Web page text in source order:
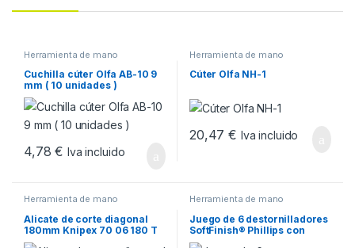
Herramienta de mano
Cuchilla cúter Olfa AB-10 9
mm ( 10 unidades )
4,78€ Iva incluido
Herramienta de mano
Cúter Olfa NH-1
20,47€ Iva incluido
Herramienta de mano
Alicate de corte diagonal
180mm Knipex 70 06 180 T
Herramienta de mano
Juego de 6 destornilladores
SoftFinish® Phillips con
varilla redonda Wiha